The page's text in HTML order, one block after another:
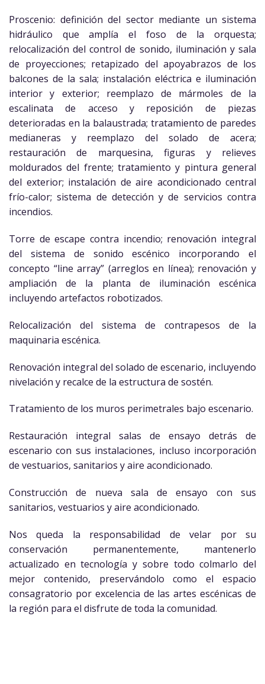
Proscenio: definición del sector mediante un sistema
hidráulico que amplía el foso de la orquesta;
relocalización del control de sonido, iluminación y sala
de proyecciones; retapizado del apoyabrazos de los
balcones de la sala; instalación eléctrica e iluminación
interior y exterior; reemplazo de mármoles de la
escalinata de acceso y reposición de piezas
deterioradas en la balaustrada; tratamiento de paredes
medianeras y reemplazo del solado de acera;
restauración de marquesina, figuras y relieves
moldurados del frente; tratamiento y pintura general
del exterior; instalación de aire acondicionado central
frío-calor; sistema de detección y de servicios contra
incendios.
Torre de escape contra incendio; renovación integral
del sistema de sonido escénico incorporando el
concepto “line array” (arreglos en línea); renovación y
ampliación de la planta de iluminación escénica
incluyendo artefactos robotizados.
Relocalización del sistema de contrapesos de la
maquinaria escénica.
Renovación integral del solado de escenario, incluyendo
nivelación y recalce de la estructura de sostén.
Tratamiento de los muros perimetrales bajo escenario.
Restauración integral salas de ensayo detrás de
escenario con sus instalaciones, incluso incorporación
de vestuarios, sanitarios y aire acondicionado.
Construcción de nueva sala de ensayo con sus
sanitarios, vestuarios y aire acondicionado.
Nos queda la responsabilidad de velar por su
conservación permanentemente, mantenerlo
actualizado en tecnología y sobre todo colmarlo del
mejor contenido, preservándolo como el espacio
consagratorio por excelencia de las artes escénicas de
la región para el disfrute de toda la comunidad.